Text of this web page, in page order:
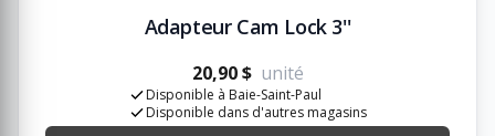
Adapteur Cam Lock 3''
20,90 $ unité
Disponible à Baie-Saint-Paul
Disponible dans d'autres magasins